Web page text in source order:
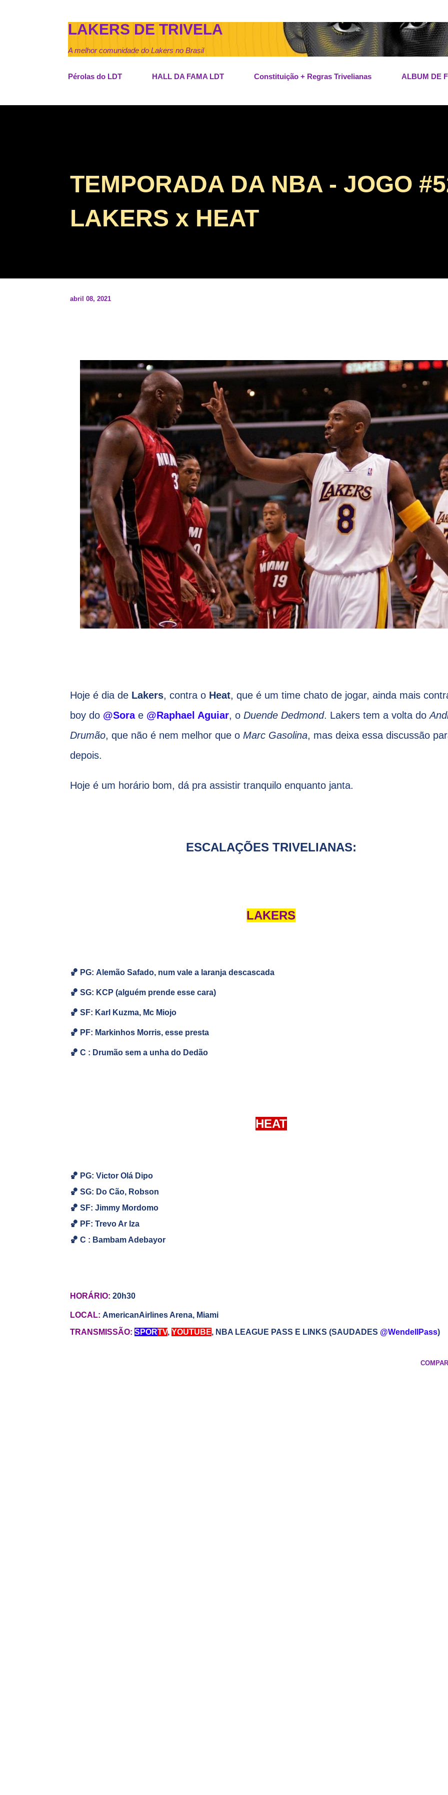
LAKERS DE TRIVELA
A melhor comunidade do Lakers no Brasil
Pérolas do LDT HALL DA FAMA LDT Constituição + Regras Trivelianas ALBUM DE
TEMPORADA DA NBA - JOGO
LAKERS x HEAT
abril 08, 2021
Hoje é dia de Lakers, contra o Heat, que é um time chato de jogar, ainda mais
boy do @Sorae @Raphael Aguiar, o Duende Dedmond. Lakers tem a volta do
Drumão, que não é nem melhor que o Marc Gasolina, mas deixa essa discussão
depois.
Hoje é um horário bom, dá pra assistir tranquilo enquanto janta.
ESCALAÇÕES TRIVELIANAS:
LAKERS
🏀 PG: Alemão Safado, num vale a laranja descascada
🏀 SG: KCP (alguém prende esse cara)
🏀 SF: Karl Kuzma, Mc Miojo
🏀 PF: Markinhos Morris, esse presta
🏀 C : Drumão sem a unha do Dedão
HEAT
🏀 PG: Victor Olá Dipo
🏀 SG: Do Cão, Robson
🏀 SF: Jimmy Mordomo
🏀 PF: Trevo Ar Iza
🏀 C : Bambam Adebayor
HORÁRIO: 20h30
LOCAL: AmericanAirlines Arena, Miami
TRANSMISSÃO: SPORTV, YOUTUBE, NBA LEAGUE PASS E LINKS (SAUDADES @WendellPass)